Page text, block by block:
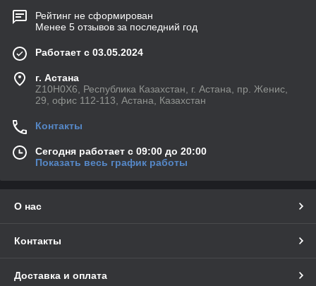
Рейтинг не сформирован
Менее 5 отзывов за последний год
Работает с 03.05.2024
г. Астана
Z10H0X6, Республика Казахстан, г. Астана, пр. Женис,
29, офис 112-113, Астана, Казахстан
Контакты
Сегодня работает с 09:00 до 20:00
Показать весь график работы
О нас
Контакты
Доставка и оплата